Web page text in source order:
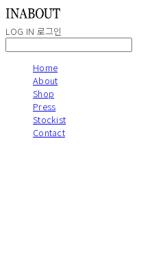
LOG IN 로그인
Home
About
Shop
Press
Stockist
Contact